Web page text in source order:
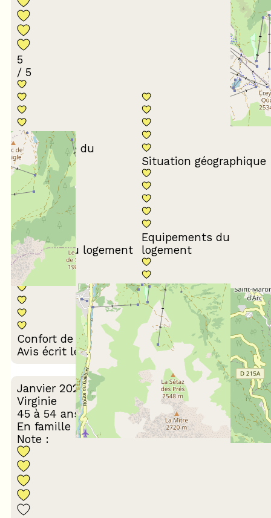
5
/ 5
Conformité du
descriptif
Situation géographique
Propreté du logement
Equipements du
logement
Confort de la literie
Décoration du
logement
Avis écrit le 20/07/2026
Janvier 2026
Virginie
45 à 54 ans
En famille
Note :